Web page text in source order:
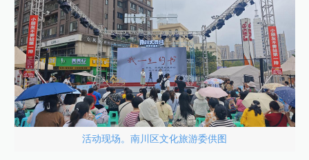
活动现场。南川区文化旅游委供图